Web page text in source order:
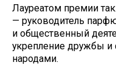
Лауреатом премии
— руководитель
и общественный
укрепление дружбы и
народами.